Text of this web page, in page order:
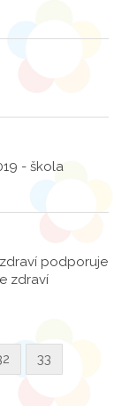
- škola
podporuje
zdraví
33